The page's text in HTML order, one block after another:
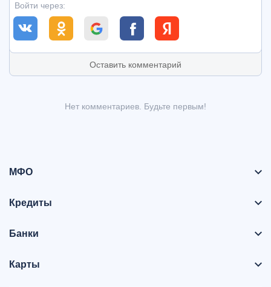
Войти через:
Оставить комментарий
Нет комментариев. Будьте первым!
МФО
Кредиты
Банки
Карты